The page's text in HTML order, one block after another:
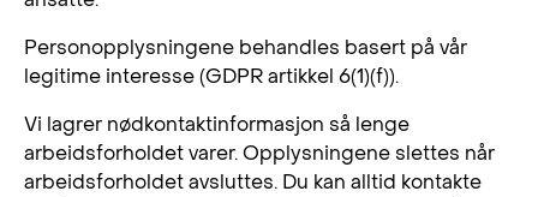
Personopplysningene behandles basert på vår
legitime interesse (GDPR artikkel 6(1)(f)).
Vi lagrer nødkontaktinformasjon så lenge
arbeidsforholdet varer. Opplysningene slettes når
arbeidsforholdet avsluttes. Du kan alltid kontakte